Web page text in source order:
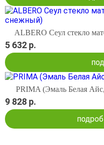
ALBERO Сеул стекло
5 632 р.
PRIMA (Эмаль Белая
9 828 р.